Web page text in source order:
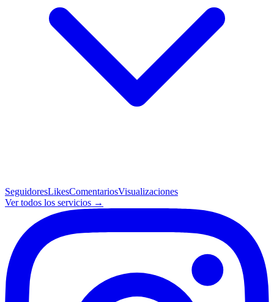
SeguidoresLikesComentariosVisualizaciones
Ver todos los servicios →